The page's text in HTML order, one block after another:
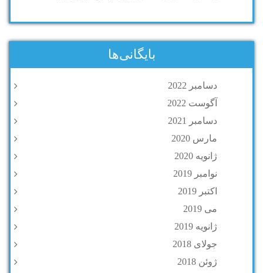
بایگانی‌ها
دسامبر 2022
آگوست 2022
دسامبر 2021
مارس 2020
ژانویه 2020
نوامبر 2019
اکتبر 2019
می 2019
ژانویه 2019
جولای 2018
ژوئن 2018